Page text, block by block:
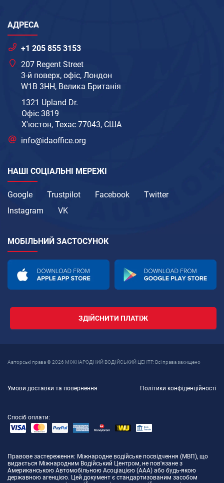
АДРЕСА
+1 205 855 3153
207 Regent Street
3-й поверх, офіс, Лондон
W1B 3HH, Велика Британія
1321 Upland Dr.
Офіс 3819
Х'юстон, Техас 77043, США
info@idaoffice.org
НАШІ СОЦІАЛЬНІ МЕРЕЖІ
Google Trustpilot Facebook
Twitter
Instagram
VK
МОБІЛЬНИЙ ЗАСТОСУНОК
ЗДІЙСНИТИ ПЛАТІЖ
Авторські права © 2026 МІЖНАРОДНИЙ ВОДІЙСЬКИЙ ЦЕНТР. Всі права захищено
Умови доставки та повернення Політики конфіденційності
Спосіб оплати:
Правове застереження: Міжнародне водійське посвідчення (МВП), що
видається Міжнародним Водійський Центром, не пов'язане з
Американською Автомобільною Асоціацією (AAA) або будь-якою
державною агенцією. Цей документ є стандартизованим засобом